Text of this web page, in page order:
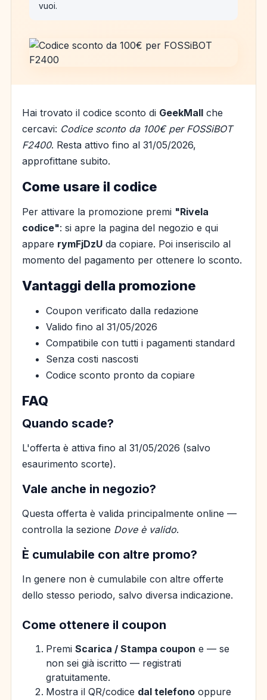
vuoi.
Hai trovato il codice sconto di GeekMall che
cercavi: Codice sconto da 100€ per FOSSiBOT
F2400. Resta attivo fino al 31/05/2026,
approfittane subito.
Come usare il codice
Per attivare la promozione premi "Rivela
codice": si apre la pagina del negozio e qui
appare rymFjDzU da copiare. Poi inseriscilo al
momento del pagamento per ottenere lo sconto.
Vantaggi della promozione
Coupon verificato dalla redazione
Valido fino al 31/05/2026
Compatibile con tutti i pagamenti standard
Senza costi nascosti
Codice sconto pronto da copiare
FAQ
Quando scade?
L'offerta è attiva fino al 31/05/2026 (salvo
esaurimento scorte).
Vale anche in negozio?
Questa offerta è valida principalmente online —
controlla la sezione Dove è valido.
È cumulabile con altre promo?
In genere non è cumulabile con altre offerte
dello stesso periodo, salvo diversa indicazione.
Come ottenere il coupon
Premi Scarica / Stampa coupon e — se
non sei già iscritto — registrati
gratuitamente.
Mostra il QR/codice dal telefono oppure